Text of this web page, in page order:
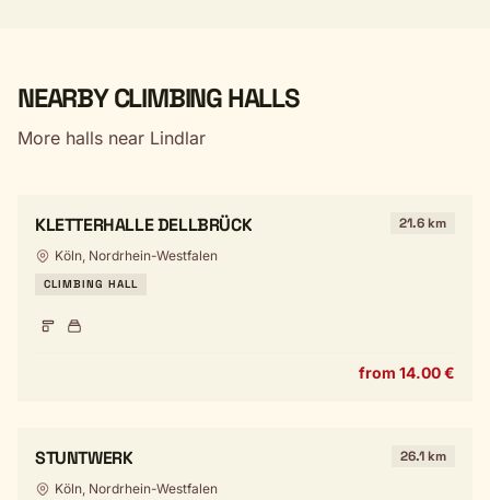
NEARBY CLIMBING HALLS
More halls near Lindlar
KLETTERHALLE DELLBRÜCK 21.6 km
Köln, Nordrhein-Westfalen
CLIMBING HALL
from 14.00 €
STUNTWERK 26.1 km
Köln, Nordrhein-Westfalen